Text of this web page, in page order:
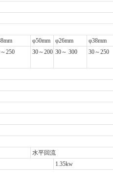
φ50mm φ26mm φ38mm
～250 30～200 30～ 300 30～250
水平回流
1.35kw